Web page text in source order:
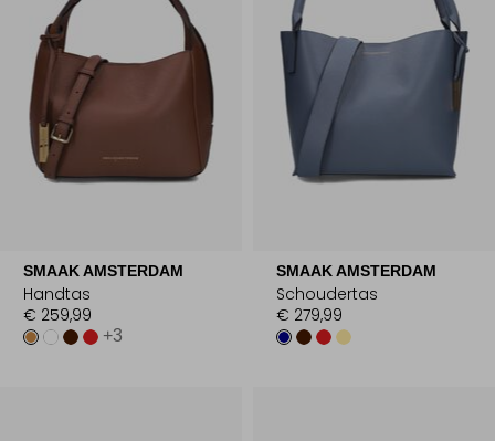
SMAAK AMSTERDAM
Handtas
€ 259,99
+3
SMAAK AMSTERDAM
Schoudertas
€ 279,99